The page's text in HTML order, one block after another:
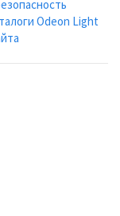
Odeon Light